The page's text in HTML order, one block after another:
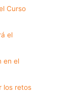
Curso
el
en el
los retos